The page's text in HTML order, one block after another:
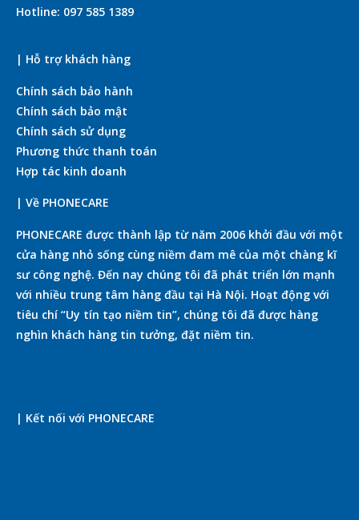
Hotline: 097 585 1389
| Hỗ trợ khách hàng
Chính sách bảo hành
Chính sách bảo mật
Chính sách sử dụng
Phương thức thanh toán
Hợp tác kinh doanh
| Về PHONECARE
PHONECARE được thành lập từ năm 2006 khởi đầu với một
cửa hàng nhỏ sống cùng niềm đam mê của một chàng kĩ
sư công nghệ. Đến nay chúng tôi đã phát triển lớn mạnh
với nhiều trung tâm hàng đầu tại Hà Nội. Hoạt động với
tiêu chí “Uy tín tạo niềm tin”, chúng tôi đã được hàng
nghìn khách hàng tin tưởng, đặt niềm tin.
| Kết nối với PHONECARE